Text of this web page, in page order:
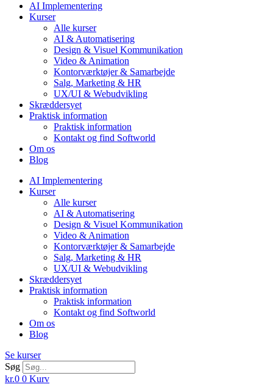
AI Implementering
Kurser
Alle kurser
AI & Automatisering
Design & Visuel Kommunikation
Video & Animation
Kontorværktøjer & Samarbejde
Salg, Marketing & HR
UX/UI & Webudvikling
Skræddersyet
Praktisk information
Praktisk information
Kontakt og find Softworld
Om os
Blog
AI Implementering
Kurser
Alle kurser
AI & Automatisering
Design & Visuel Kommunikation
Video & Animation
Kontorværktøjer & Samarbejde
Salg, Marketing & HR
UX/UI & Webudvikling
Skræddersyet
Praktisk information
Praktisk information
Kontakt og find Softworld
Om os
Blog
Se kurser
Søg
kr.0 0 Kurv